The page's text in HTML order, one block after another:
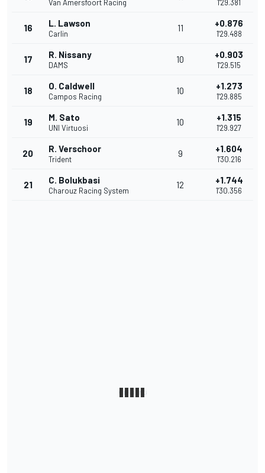
Van Amersfoort Racing 1'29.381
16 L. Lawson
Carlin
11 +0.876
1'29.488
17 R. Nissany
DAMS
10 +0.903
1'29.515
18 O. Caldwell
Campos Racing
10 +1.273
1'29.885
19 M. Sato
UNI Virtuosi
10 +1.315
1'29.927
20 R. Verschoor
Trident
9 +1.604
1'30.216
21 C. Bolukbasi
Charouz Racing System
12 +1.744
1'30.356